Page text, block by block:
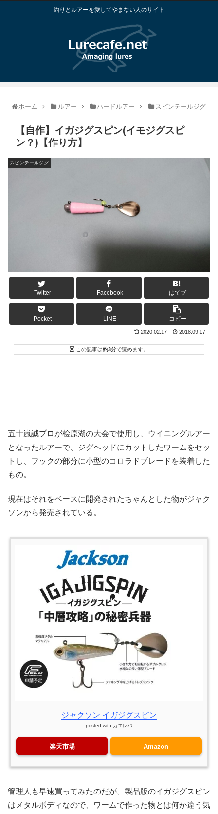
釣りとルアーを愛してやまない人のサイト
ホーム ルアー ハードルアー スピンテールジグ
【自作】イガジグスピン(イモジグスピ
ン？)【作り方】
スピンテールジグ
Twitter Facebook はてブ
Pocket LINE コピー
2020.02.17 2018.09.17
この記事は約3分で読めます。
五十嵐誠プロが桧原湖の大会で使用し、ウイニングルアー
となったルアーで、ジグヘッドにカットしたワームをセッ
トし、フックの部分に小型のコロラドブレードを装着した
もの。
現在はそれをベースに開発されたちゃんとした物がジャク
ソンから発売されている。
ジャクソン イガジグスピン
posted with カエレバ
楽天市場 Amazon
管理人も早速買ってみたのだが、製品版のイガジグスピン
はメタルボディなので、ワームで作った物とは何か違う気